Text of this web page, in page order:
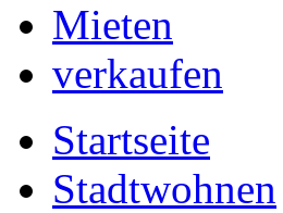
Mieten
verkaufen
Startseite
Stadtwohnen